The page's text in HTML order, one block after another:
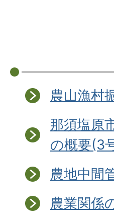
農山漁村
那須塩原
の概要(3
農地中間
農業関係